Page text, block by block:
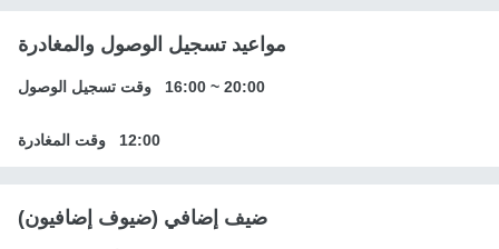
مواعيد تسجيل الوصول والمغادرة
وقت تسجيل الوصول 16:00 ~ 20:00
وقت المغادرة 12:00
ضيف إضافي (ضيوف إضافيون)